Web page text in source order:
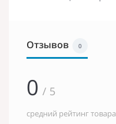
Отзывов 0
0 / 5
средний рейтинг товара